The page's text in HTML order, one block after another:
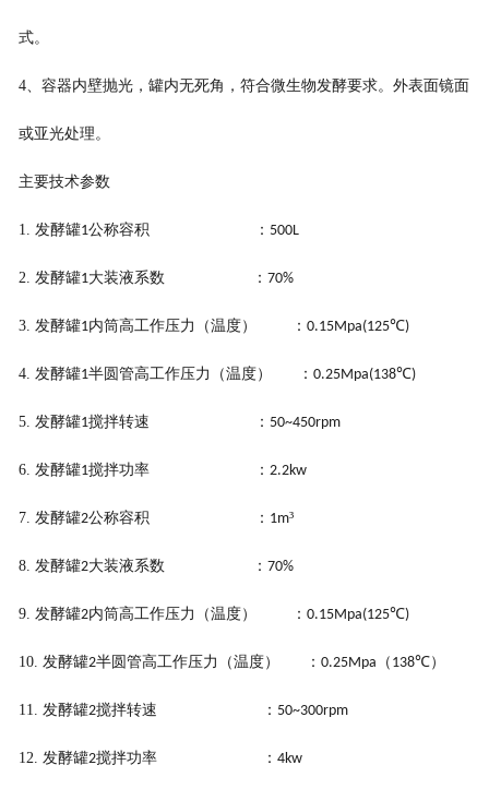
式。
4、容器内壁抛光，罐内无死角，符合微生物发酵要求。外表面镜面
或亚光处理。
主要技术参数
1. 发酵罐1公称容积 ： 500L
2. 发酵罐1大装液系数 ： 70%
3. 发酵罐1内筒高工作压力（温度） ： 0.15Mpa(125℃)
4. 发酵罐1半圆管高工作压力（温度） ： 0.25Mpa(138℃)
5. 发酵罐1搅拌转速 ： 50~450rpm
6. 发酵罐1搅拌功率 ： 2.2kw
7. 发酵罐2公称容积 ： 1m³
8. 发酵罐2大装液系数 ： 70%
9. 发酵罐2内筒高工作压力（温度） ： 0.15Mpa(125℃)
10. 发酵罐2半圆管高工作压力（温度） ： 0.25Mpa （ 138℃）
11. 发酵罐2搅拌转速 ： 50~300rpm
12. 发酵罐2搅拌功率 ： 4kw